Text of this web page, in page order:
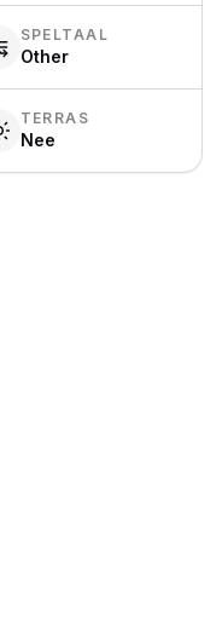
SPELTAAL
Other
TERRAS
Nee